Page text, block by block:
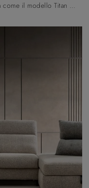
Con salotti e divani con letto di Samoa come il modello Titan in tessuto, potrai completare il tuo progetto d'arredo.